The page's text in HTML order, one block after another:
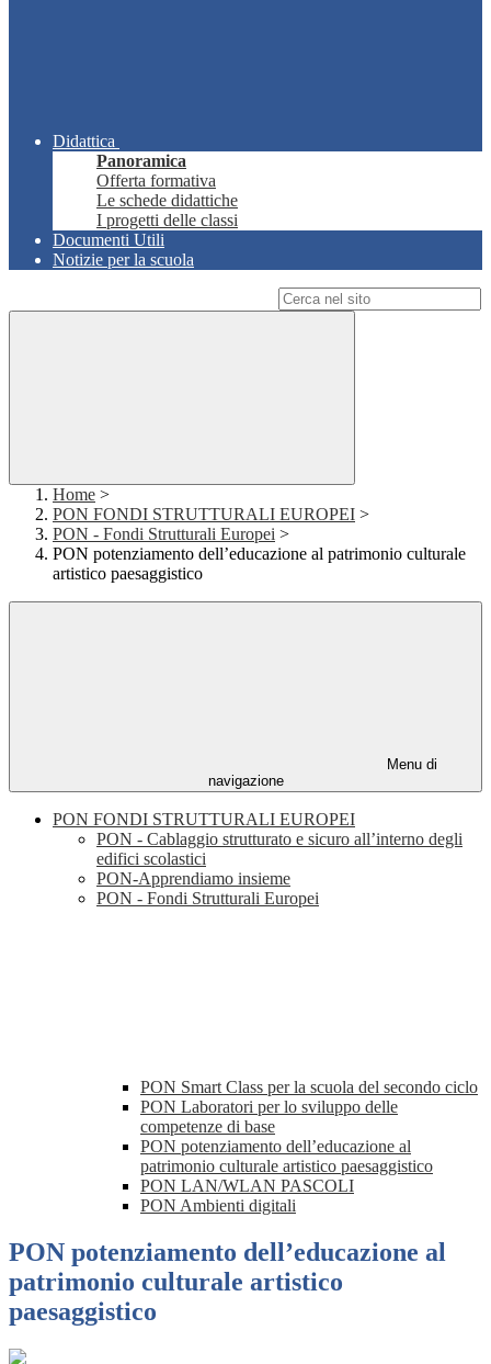
Didattica
Panoramica
Offerta formativa
Le schede didattiche
I progetti delle classi
Documenti Utili
Notizie per la scuola
Home >
PON FONDI STRUTTURALI EUROPEI >
PON - Fondi Strutturali Europei >
PON potenziamento dell’educazione al patrimonio culturale
artistico paesaggistico
Menu di
navigazione
PON FONDI STRUTTURALI EUROPEI
PON - Cablaggio strutturato e sicuro all’interno degli
edifici scolastici
PON-Apprendiamo insieme
PON - Fondi Strutturali Europei
PON Smart Class per la scuola del secondo ciclo
PON Laboratori per lo sviluppo delle
competenze di base
PON potenziamento dell’educazione al
patrimonio culturale artistico paesaggistico
PON LAN/WLAN PASCOLI
PON Ambienti digitali
PON potenziamento dell’educazione al
patrimonio culturale artistico
paesaggistico